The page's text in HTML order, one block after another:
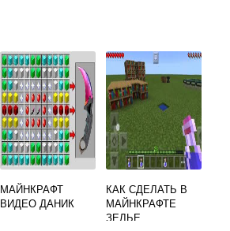
МАЙНКРАФТ
ВИДЕО ДАНИК
КАК СДЕЛАТЬ В
МАЙНКРАФТЕ
ЗЕЛЬЕ